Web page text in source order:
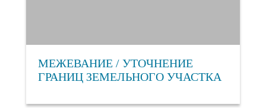
МЕЖЕВАНИЕ / УТОЧНЕНИЕ
ГРАНИЦ ЗЕМЕЛЬНОГО УЧАСТКА